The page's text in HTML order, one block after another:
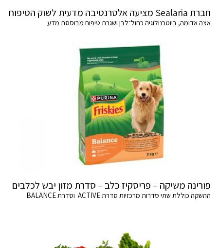
חברת Sealaria מציעה אלטרנטיבה מדעית לשוק הטיפוח
אצה אדומה, ביוטכנולוגיה כחול־לבן ושגרת טיפוח מבוססת מדע
פורינה משיקה – פריסקיז כלב – סדרת מזון יבש לכלבים
ההשקה כוללת שתי סדרות מרכזיות סדרת ACTIVE וסדרת BALANCE